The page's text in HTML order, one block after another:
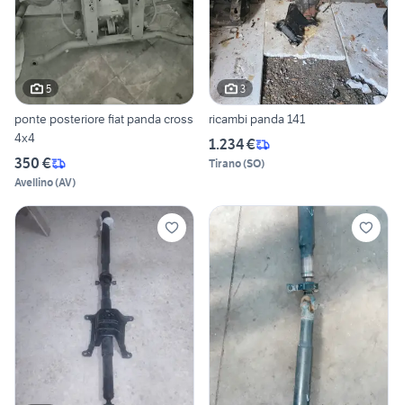
5
ponte posteriore fiat panda cross
4x4
350 €
Avellino(AV)
3
ricambi panda 141
1.234 €
Tirano(SO)